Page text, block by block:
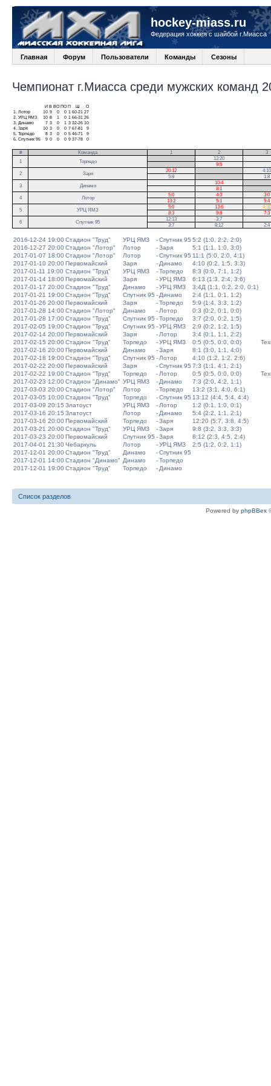
hockey-miass.ru
Федерация хоккея с шайбой г.Миасса
Главная Форум Пользователи Команды Сезоны
Чемпионат г.Миасса среди мужских команд
И В ВО ПО П
О
1.
Лотор 10 9 0 0 1 60-21 27
2. УРЦ ЯМЗ 10 8 1 0 1 66-31 26
3.
Динамо 7 3 0 1 3 32-26 10
4. Заря 10 3 0 0 7 67-81
9
5. Торпедо 8 3 0 0 5 46-71
9
6. Спутник 95 9 0 0 0 9 37-78 0
# Команда 1 2
3
1
Торпедо
12:20
9:5
2
Заря
20:12
4:10
5:9
1:8
3
Динамо
10:4
8:1
4
Лотор
5:0 4:3
3:0
13:2
5:1
5:4
5
УРЦ ЯМЗ
5:0 13:6
4:3Д
8:3
9:8
7:3
6
Спутник 95
12:13
3:7
3:7
8:12 2:4
2016-12-24 19:00Стадион "Труд" УРЦ ЯМЗ -Спутник 95 5:2 (1:0, 2:2, 2:0)
2016-12-27 20:00Стадион "Лотор" Лотор -Заря
5:1 (1:1, 1:0, 3:0)
2017-01-07 18:00Стадион "Лотор" Лотор -Спутник 95 11:1 (5:0, 2:0, 4:1)
2017-01-10 20:00Первомайский Заря - Динамо
4:10 (0:2, 1:5, 3:3)
2017-01-11 19:00 Стадион "Труд" УРЦ ЯМЗ -Торпедо
8:3 (0:0, 7:1, 1:2)
2017-01-14 18:00Первомайский Заря -УРЦ ЯМЗ
6:13 (1:3, 2:4, 3:6)
2017-01-17 20:00Стадион "Труд" Динамо -УРЦ ЯМЗ
3:4Д (1:1, 0:2, 2:0, 0:1)
2017-01-21 19:00Стадион "Труд" Спутник 95 - Динамо
2:4 (1:1, 0:1, 1:2)
2017-01-26 20:00Первомайский Заря -Торпедо
5:9 (1:4, 3:3, 1:2)
2017-01-28 14:00Стадион "Лотор" Динамо - Лотор
0:3 (0:2, 0:1, 0:0)
2017-01-28 17:00Стадион "Труд" Спутник 95 -Торпедо
3:7 (2:0, 0:2, 1:5)
2017-02-05 19:00Стадион "Труд" Спутник 95 -УРЦ ЯМЗ
2:9 (0:2, 1:2, 1:5)
2017-02-14 20:00Первомайский Заря - Лотор
3:4 (0:1, 1:1, 2:2)
2017-02-15 20:00Стадион "Труд" Торпедо -УРЦ ЯМЗ 0:5 (0:5, 0:0, 0:0)
2017-02-16 20:00Первомайский Динамо -Заря
8:1 (3:0, 1:1, 4:0)
2017-02-18 19:00Стадион "Труд" Спутник 95 - Лотор
4:10 (1:2, 1:2, 2:6)
2017-02-22 20:00Первомайский Заря -Спутник 95 7:3 (1:1, 4:1, 2:1)
2017-02-22 19:00Стадион "Труд" Торпедо - Лотор 0:5 (0:5, 0:0, 0:0)
2017-02-23 12:00Стадион "Динамо" УРЦ ЯМЗ - Динамо
7:3 (2:0, 4:2, 1:1)
2017-03-03 20:00Стадион "Лотор" Лотор -Торпедо
13:2 (3:1, 4:0, 6:1)
2017-03-05 10:00Стадион "Труд" Торпедо -Спутник 95 13:12 (4:4, 5:4, 4:4)
2017-03-09 20:15 Златоуст УРЦ ЯМЗ - Лотор
1:2 (0:1, 1:0, 0:1)
2017-03-16 20:15 Златоуст Лотор - Динамо
5:4 (2:2, 1:1, 2:1)
2017-03-16 20:00Первомайский Торпедо -Заря
12:20 (5:7, 3:8, 4:5)
2017-03-21 20:00Стадион "Труд" УРЦ ЯМЗ -Заря
9:8 (3:2, 3:3, 3:3)
2017-03-23 20:00Первомайский Спутник 95 -Заря
8:12 (2:3, 4:5, 2:4)
2017-04-01 21:30Чебаркуль Лотор -УРЦ ЯМЗ
2:5 (1:2, 0:2, 1:1)
2017-12-01 20:00Стадион "Труд" Динамо -Спутник 95
2017-12-01 14:00Стадион "Динамо" Динамо -Торпедо
2017-12-01 19:00Стадион "Труд" Торпедо - Динамо
Список разделов
Powered by phpBBex